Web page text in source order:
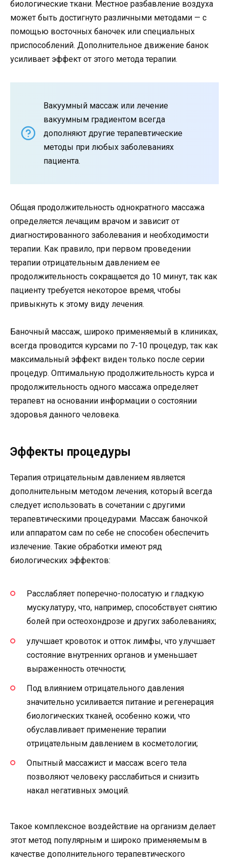
биологические ткани. Местное разбавление воздуха
может быть достигнуто различными методами — с
помощью восточных баночек или специальных
приспособлений. Дополнительное движение банок
усиливает эффект от этого метода терапии.
Вакуумный массаж или лечение
вакуумным градиентом всегда
дополняют другие терапевтические
методы при любых заболеваниях
пациента.
Общая продолжительность однократного массажа
определяется лечащим врачом и зависит от
диагностированного заболевания и необходимости
терапии. Как правило, при первом проведении
терапии отрицательным давлением ее
продолжительность сокращается до 10 минут, так как
пациенту требуется некоторое время, чтобы
привыкнуть к этому виду лечения.
Баночный массаж, широко применяемый в клиниках,
всегда проводится курсами по 7-10 процедур, так как
максимальный эффект виден только после серии
процедур. Оптимальную продолжительность курса и
продолжительность одного массажа определяет
терапевт на основании информации о состоянии
здоровья данного человека.
Эффекты процедуры
Терапия отрицательным давлением является
дополнительным методом лечения, который всегда
следует использовать в сочетании с другими
терапевтическими процедурами. Массаж баночкой
или аппаратом сам по себе не способен обеспечить
излечение. Такие обработки имеют ряд
биологических эффектов:
Расслабляет поперечно-полосатую и гладкую
мускулатуру, что, например, способствует снятию
болей при остеохондрозе и других заболеваниях;
улучшает кровоток и отток лимфы, что улучшает
состояние внутренних органов и уменьшает
выраженность отечности;
Под влиянием отрицательного давления
значительно усиливается питание и регенерация
биологических тканей, особенно кожи, что
обуславливает применение терапии
отрицательным давлением в косметологии;
Опытный массажист и массаж всего тела
позволяют человеку расслабиться и снизить
накал негативных эмоций.
Такое комплексное воздействие на организм делает
этот метод популярным и широко применяемым в
качестве дополнительного терапевтического